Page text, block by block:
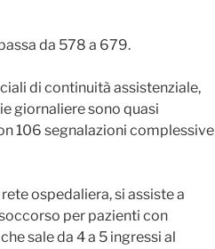
da 578 a 679.
di continuità assistenziale,
giornaliere sono quasi
106 segnalazioni complessive
ospedaliera, si assiste a
per pazienti con
sale da 4 a 5 ingressi al